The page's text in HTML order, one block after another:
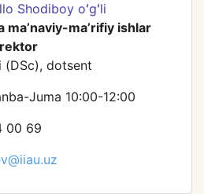
Shodiboy oʻgʻli
ma’naviy-ma’rifiy ishlar
dotsent
Juma 10:00-12:00
00 69